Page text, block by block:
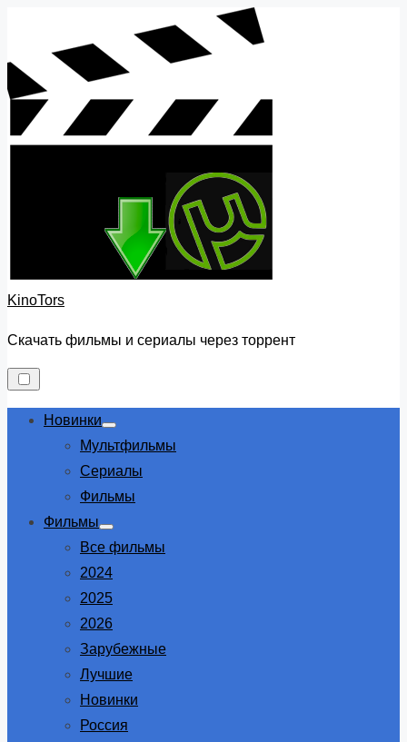
content
KinoTors
Скачать фильмы и сериалы через торрент
Новинки
Show
sub
Мультфильмы
Сериалы
Фильмы
Фильмы
Show
sub
Все фильмы
2024
2025
2026
Зарубежные
Лучшие
Новинки
Россия